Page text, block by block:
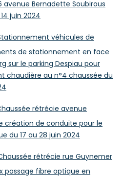
Bernadette Soubirous
juin 2024
véhicules de
de stationnement en face
sur le parking Despiau pour
chaudière au n°4 chaussée du
rétrécie avenue
création de conduite pour le
du 17 au 28 juin 2024
rétrécie rue Guynemer
passage fibre optique en